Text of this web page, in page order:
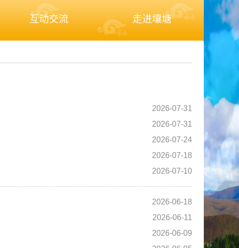
互动交流 走进壤塘
2026-07-31
2026-07-31
2026-07-24
2026-07-18
2026-07-10
2026-06-18
2026-06-11
2026-06-09